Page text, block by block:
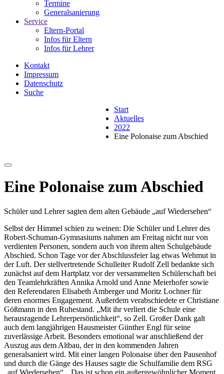
Termine
Generalsanierung
Service
Eltern-Portal
Infos für Eltern
Infos für Lehrer
Kontakt
Impressum
Datenschutz
Suche
Start
Aktuelles
2022
Eine Polonaise zum Abschied
Eine Polonaise zum Abschied
Schüler und Lehrer sagten dem alten Gebäude „auf Wiedersehen“
Selbst der Himmel schien zu weinen: Die Schüler und Lehrer des
Robert-Schuman-Gymnasiums nahmen am Freitag nicht nur von
verdienten Personen, sondern auch von ihrem alten Schulgebäude
Abschied. Schon Tage vor der Abschlussfeier lag etwas Wehmut in
der Luft. Der stellvertretende Schulleiter Rudolf Zell bedankte sich
zunächst auf dem Hartplatz vor der versammelten Schülerschaft bei
den Teamlehrkräften Annika Arnold und Anne Meierhofer sowie
den Referendaren Elisabeth Amberger und Moritz Lochner für
deren enormes Engagement. Außerdem verabschiedete er Christiane
Gößmann in den Ruhestand. „Mit ihr verliert die Schule eine
herausragende Lehrerpersönlichkeit“, so Zell. Großer Dank galt
auch dem langjährigen Hausmeister Günther Engl für seine
zuverlässige Arbeit. Besonders emotional war anschließend der
Auszug aus dem Altbau, der in den kommenden Jahren
generalsaniert wird. Mit einer langen Polonaise über den Pausenhof
und durch die Gänge des Hauses sagte die Schulfamilie dem RSG
„auf Wiedersehen“. „Das ist schon ein außergewöhnlicher Moment,